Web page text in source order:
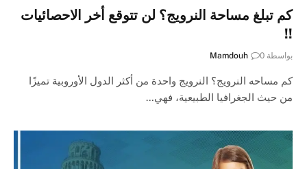
كم تبلغ مساحة النرويج؟ لن تتوقع أخر الاحصائيات
!!
بواسطة Mamdouh 0
كم مساحه النرويج؟ النرويج واحدة من أكثر الدول الأوروبية تميزًا
من حيث الجغرافيا الطبيعية، فهي…